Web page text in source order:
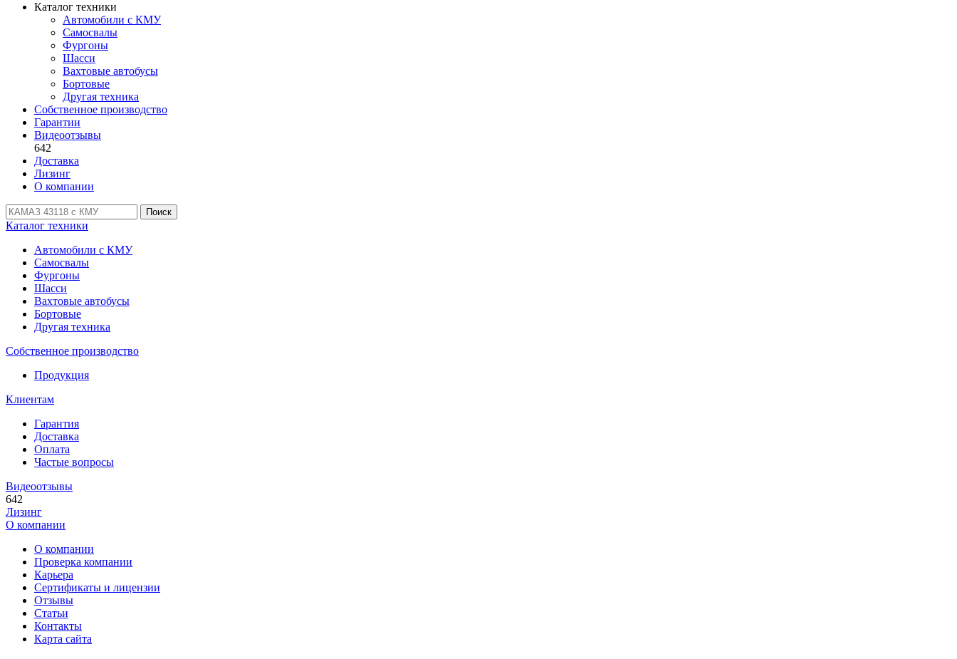
Каталог техники
Автомобили с КМУ
Самосвалы
Фургоны
Шасси
Вахтовые автобусы
Бортовые
Другая техника
Собственное производство
Гарантии
Видеоотзывы
642
Доставка
Лизинг
О компании
Поиск
Каталог техники
Автомобили с КМУ
Самосвалы
Фургоны
Шасси
Вахтовые автобусы
Бортовые
Другая техника
Собственное производство
Продукция
Клиентам
Гарантия
Доставка
Оплата
Частые вопросы
Видеоотзывы
642
Лизинг
О компании
О компании
Проверка компании
Карьера
Сертификаты и лицензии
Отзывы
Статьи
Контакты
Карта сайта